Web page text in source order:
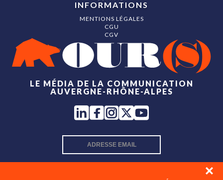
LE MÉDIA DE LA COMMUNICATION
AUVERGNE-RHÔNE-ALPES
INFORMATIONS
MENTIONS LÉGALES
CGU
CGV